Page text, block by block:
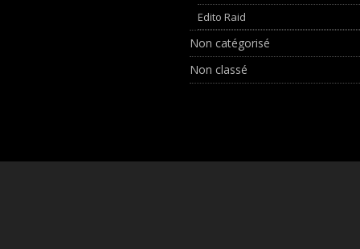
Edito Raid
Non catégorisé
Non classé